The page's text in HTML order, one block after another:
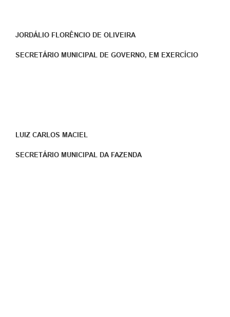
JORDÁLIO FLORÊNCIO DE OLIVEIRA
SECRETÁRIO MUNICIPAL DE GOVERNO, EM EXERCÍCIO
LUIZ CARLOS MACIEL
SECRETÁRIO MUNICIPAL DA FAZENDA